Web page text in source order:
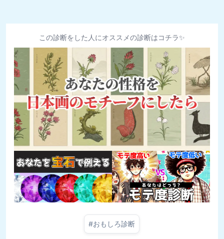
この診断をした人にオススメの診断はコチラ✨
#おもしろ診断